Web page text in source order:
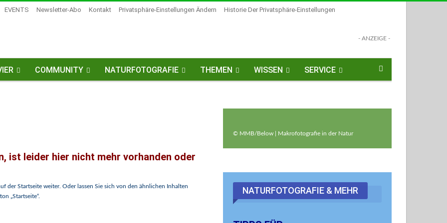
EVENTS Newsletter-Abo Kontakt Privatsphäre-Einstellungen Ändern Historie Der Privatsphäre-Einstellungen
- ANZEIGE -
COMMUNITY NATURFOTOGRAFIE THEMEN WISSEN SERVICE
ist leider hier nicht mehr vorhanden oder
der Startseite weiter. Oder lassen Sie sich von den ähnlichen Inhalten
„Startseite“.
© MMB/Below | Makrofotografie in der Natur
NATURFOTOGRAFIE & MEHR